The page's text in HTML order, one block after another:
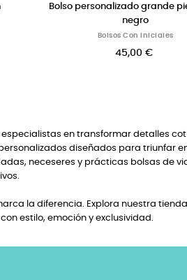
trenzado marron y negro
especialistas en transformar detalles
diseñados para triunfar
neceseres y prácticas bolsas de
la diferencia. Explora nuestra
estilo, emoción y exclusividad.